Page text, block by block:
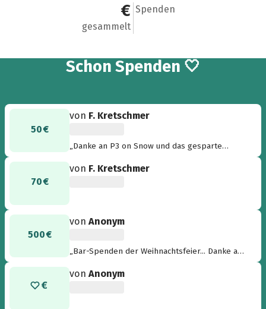
860 €
gesammelt
9
Spenden
Schon 9
Spenden 🤍
50 €
von F. Kretschmer
„Danke an P3 on Snow und das gesparte
70 €
von F. Kretschmer
500 €
vonAnonym
„Bar-Spenden der Weihnachtsfeier... Danke an
vonAnonym